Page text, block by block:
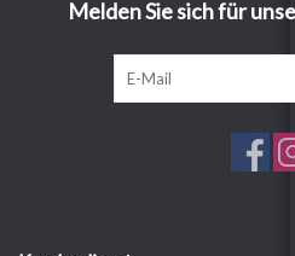
Melden Sie sich für